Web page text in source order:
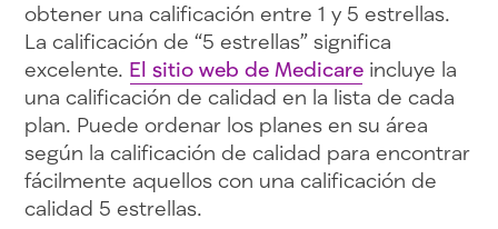
obtener una calificación entre 1 y 5 estrellas.
La calificación de “5 estrellas” significa
excelente. El sitio web de Medicareincluye la
una calificación de calidad en la lista de cada
plan. Puede ordenar los planes en su área
según la calificación de calidad para encontrar
fácilmente aquellos con una calificación de
calidad 5 estrellas.